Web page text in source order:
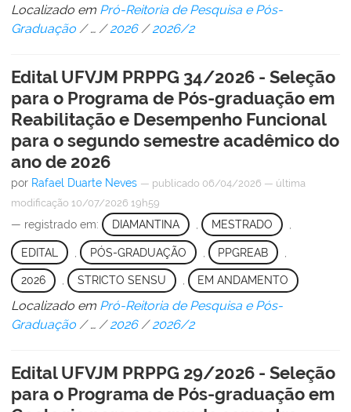
Localizado em Pró-Reitoria de Pesquisa e Pós-
Graduação /… /2026 /2026/2
Edital UFVJM PRPPG 34/2026 - Seleção
para o Programa de Pós-graduação em
Reabilitação e Desempenho Funcional
para o segundo semestre acadêmico do
ano de 2026
por Rafael Duarte Neves — publicado 06/04/2026 — última
modificação 10/07/2026 19h59
— registrado em: DIAMANTINA MESTRADO
EDITAL PÓS-GRADUAÇÃO PPGREAB
2026 , STRICTO SENSU , EM ANDAMENTO
Localizado em Pró-Reitoria de Pesquisa e Pós-
Graduação /… /2026 /2026/2
Edital UFVJM PRPPG 29/2026 - Seleção
para o Programa de Pós-graduação em